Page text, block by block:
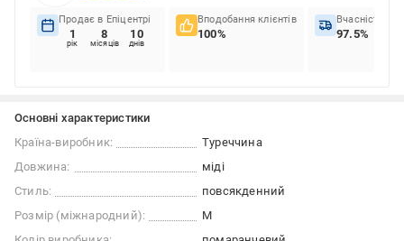
Продає в Епіцентрі
1
рік
8
місяців
10
днів
Вподобання клієнтів
100%
Вчасність
97.5%
Основні характеристики
Країна-виробник:
Туреччина
Довжина:
міді
Стиль:
повсякденний
Розмір (міжнародний):
M